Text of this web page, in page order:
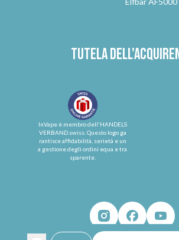
Tutela
InVape è membro dell'HANDELS
VERBAND.swiss. Questo logo ga
rantisce affidabilità, serietà e un
a gestione degli ordini equa e tra
sparente.